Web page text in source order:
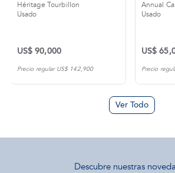
Héritage Tourbillon
Usado
US$ 90,000
Precio regular US$ 142,900
Usado
US$
Precio
Ver Todo
Descubre nuestras